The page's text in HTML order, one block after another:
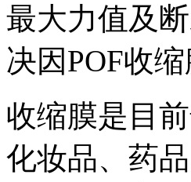
最大力值及
决因POF收
收缩膜是目
化妆品、药